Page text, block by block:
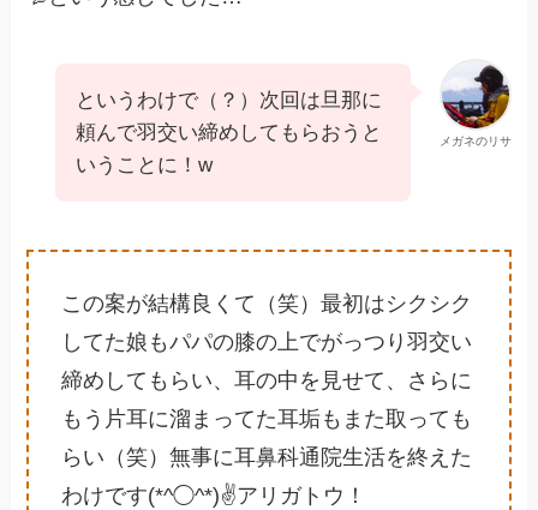
メガネのリサ
というわけで（？）次回は旦那に
頼んで羽交い締めしてもらおうと
いうことに！w
この案が結構良くて（笑）最初はシクシク
してた娘もパパの膝の上でがっつり羽交い
締めしてもらい、耳の中を見せて、さらに
もう片耳に溜まってた耳垢もまた取っても
らい（笑）無事に耳鼻科通院生活を終えた
わけです(*^◯^*)✌️アリガトウ！